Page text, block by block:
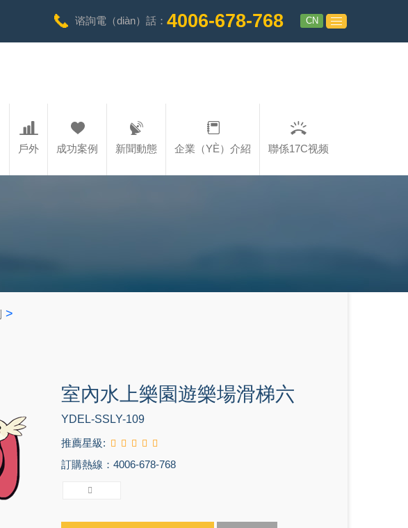
谘詢電（diàn）話： 4006-678-768 CN
戶外 成功案例 新聞動態 企業（YÈ）介紹 聯係17C视频
>
室內水上樂園遊樂場滑梯六
YDEL-SSLY-109
推薦星級:
訂購熱線：4006-678-768